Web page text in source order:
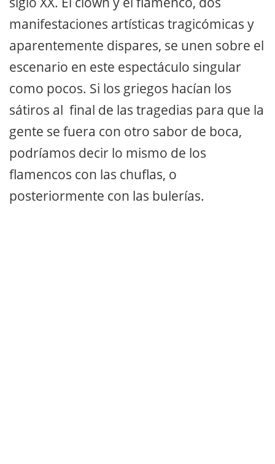
manifestaciones artísticas tragicómicas y
aparentemente dispares, se unen sobre el
escenario en este espectáculo singular
como pocos. Si los griegos hacían los
sátiros al final de las tragedias para que la
gente se fuera con otro sabor de boca,
podríamos decir lo mismo de los
flamencos con las chuflas, o
posteriormente con las bulerías.